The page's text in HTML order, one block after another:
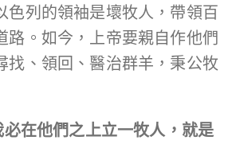
色列的領袖是壞牧人，帶領百
路。如今，上帝要親自作他們
找、領回、醫治群羊，秉公牧
必在他們之上立一牧人，就是